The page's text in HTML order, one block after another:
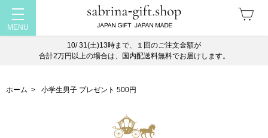
10/ 31(土)13時まで、１回のご注文金額が
合計2万円以上の場合は、国内配送料無料でお届けします。
ホーム > 小学生男子 プレゼント 500円